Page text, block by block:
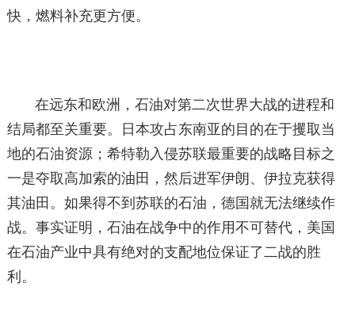
快，燃料补充更方便。
在远东和欧洲，石油对第二次世界大战的进程和
结局都至关重要。日本攻占东南亚的目的在于攫取当
地的石油资源；希特勒入侵苏联最重要的战略目标之
一是夺取高加索的油田，然后进军伊朗、伊拉克获得
其油田。如果得不到苏联的石油，德国就无法继续作
战。事实证明，石油在战争中的作用不可替代，美国
在石油产业中具有绝对的支配地位保证了二战的胜
利。